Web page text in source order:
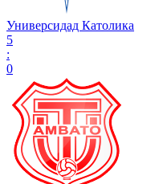
Универсидад Католика
5
:
0